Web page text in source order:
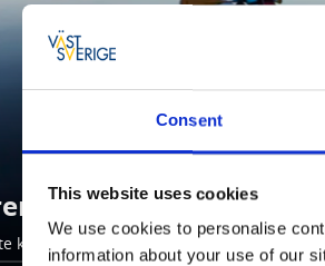
Consent
This website uses cookies
We use cookies to personalise
information about your use of our
kanomeren van Europa met kristalhelder